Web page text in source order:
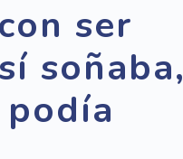
ser
soñaba,